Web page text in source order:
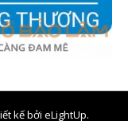
kế bởi eLightUp.